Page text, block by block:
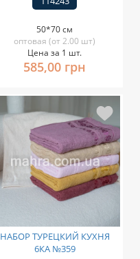
50*70 см
оптовая (от 2.00 шт)
Цена за 1 шт.
585,00 грн
НАБОР ТУРЕЦКИЙ КУХНЯ
6КА №359